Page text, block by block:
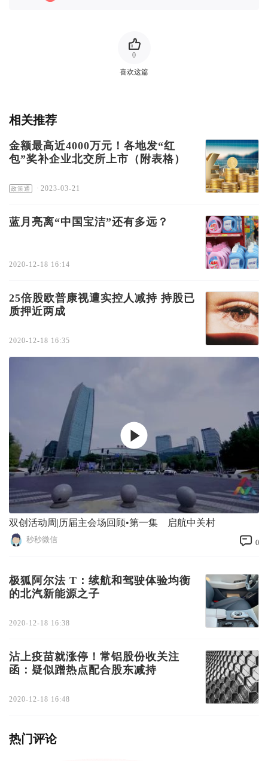
喜欢这篇
0
相关推荐
金额最高近4000万元！各地发“红
包”奖补企业北交所上市（附表格）
政策通 · 2023-03-21
蓝月亮离“中国宝洁”还有多远？
2020-12-18 16:14
25倍股欧普康视遭实控人减持 持股已
质押近两成
2020-12-18 16:35
双创活动周|历届主会场回顾•第一集 启航中关村
秒秒微信 0
极狐阿尔法 T：续航和驾驶体验均衡
的北汽新能源之子
2020-12-18 16:38
沾上疫苗就涨停！常铝股份收关注
函：疑似蹭热点配合股东减持
2020-12-18 16:48
热门评论